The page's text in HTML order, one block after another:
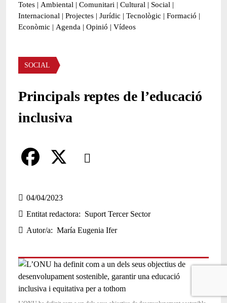
Totes | Ambiental | Comunitari | Cultural | Social |
Internacional | Projectes | Jurídic | Tecnològic | Formació |
Econòmic | Agenda | Opinió | Vídeos
Àmbit de la notícia
SOCIAL
Principals reptes de l’educació
inclusiva
Comparteix
a
c
e
o
o
04/04/2023
Entitat redactora
Suport Tercer Sector
Autor/a
María Eugenia Ifer